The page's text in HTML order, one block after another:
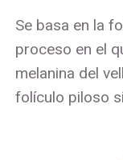
Se basa en la
proceso en el
melanina del
folículo piloso